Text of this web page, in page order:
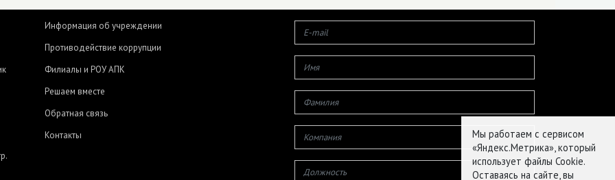
Информация об учреждении
Противодействие коррупции
Филиалы и РОУ АПК
Решаем вместе
Обратная связь
Контакты
Мы работаем с сервисом
«Яндекс.Метрика», который
использует файлы Cookie.
Оставаясь на сайте, вы